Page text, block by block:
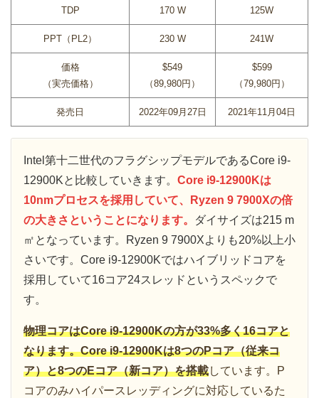
TDP 170 W 125W
PPT（PL2） 230 W 241W
価格
（実売価格）
$549
（89,980円）
$599
（79,980円）
発売日 2022年09月27日 2021年11月04日
Intel第十二世代のフラグシップモデルであるCore i9-
12900Kと比較していきます。 Core i9-12900Kは
10nmプロセスを採用していて、Ryzen 9 7900Xの倍
の大きさということになります。
ダイサイズは215 m
㎡となっています。Ryzen 9 7900Xよりも20%以上小
さいです。Core i9-12900Kではハイブリッドコアを
採用していて16コア24スレッドというスペックで
す。
物理コアはCore i9-12900Kの方が33%多く16コアと
なります。Core i9-12900Kは8つのPコア（従来コ
ア）と8つのEコア（新コア）を搭載しています。P
コアのみハイパースレッディングに対応しているた